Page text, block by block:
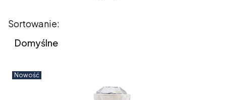
Lista produktów
Sortowanie:
Domyślne
Nowość